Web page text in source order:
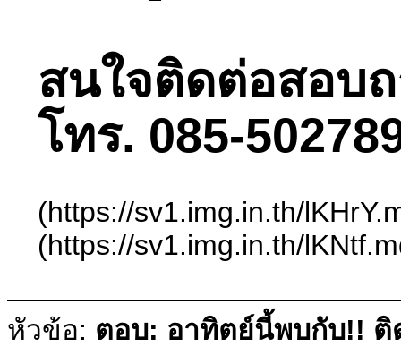
สนใจติดต่อสอบ
โทร. 085-
(https://sv1.img.in.th/
(https://sv1.img.in.th/
หัวข้อ: ตอบ: อาทิตย์นี้พบกับ!! ติ